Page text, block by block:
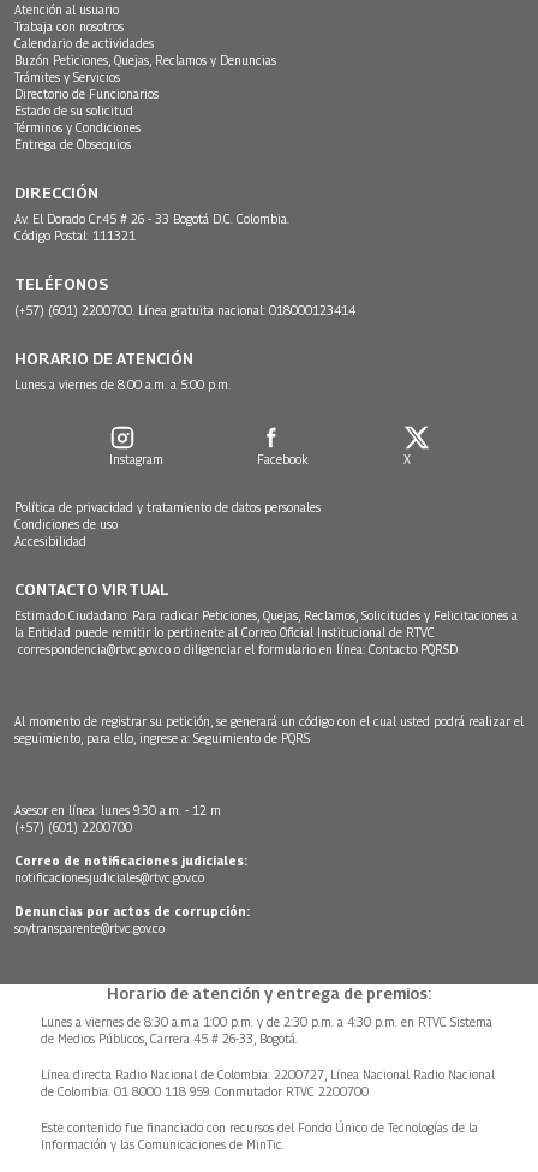
Atención al usuario
Trabaja con nosotros
Calendario de actividades
Buzón Peticiones, Quejas, Reclamos y Denuncias
Trámites y Servicios
Directorio de Funcionarios
Estado de su solicitud
Términos y Condiciones
Entrega de Obsequios
DIRECCIÓN
Av. El Dorado Cr.45 # 26 - 33 Bogotá D.C. Colombia.
Código Postal: 111321
TELÉFONOS
(+57) (601) 2200700. Línea gratuita nacional: 018000123414
HORARIO DE ATENCIÓN
Lunes a viernes de 8:00 a.m. a 5:00 p.m.
Instagram Facebook X
Política de privacidad y tratamiento de datos personales
Condiciones de uso
Accesibilidad
CONTACTO VIRTUAL
Estimado Ciudadano: Para radicar Peticiones, Quejas, Reclamos, Solicitudes y Felicitaciones a
la Entidad puede remitir lo pertinente al Correo Oficial Institucional de RTVC
correspondencia@rtvc.gov.co o diligenciar el formulario en línea: Contacto PQRSD.
Al momento de registrar su petición, se generará un código con el cual usted podrá realizar el
seguimiento, para ello, ingrese a: Seguimiento de PQRS
Asesor en línea: lunes 9:30 a.m. - 12 m
(+57) (601) 2200700
Correo de notificaciones judiciales:
notificacionesjudiciales@rtvc.gov.co
Denuncias por actos de corrupción:
soytransparente@rtvc.gov.co
Horario de atención y entrega de premios:
Lunes a viernes de 8:30 a.m.a 1:00 p.m. y de 2:30 p.m. a 4:30 p.m. en RTVC Sistema
de Medios Públicos, Carrera 45 # 26-33, Bogotá.
Línea directa Radio Nacional de Colombia: 2200727, Línea Nacional Radio Nacional
de Colombia: 01 8000 118 959. Conmutador RTVC 2200700
Este contenido fue financiado con recursos del Fondo Único de Tecnologías de la
Información y las Comunicaciones de MinTic.